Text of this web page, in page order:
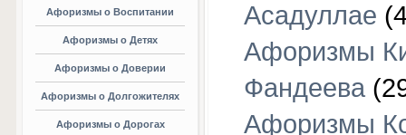
Афоризмы о Воспитании
Афоризмы о Детях
Афоризмы о Доверии
Афоризмы о Долгожителях
Афоризмы о Дорогах
Асадуллае
Афоризмы
Фандеева
Афоризмы